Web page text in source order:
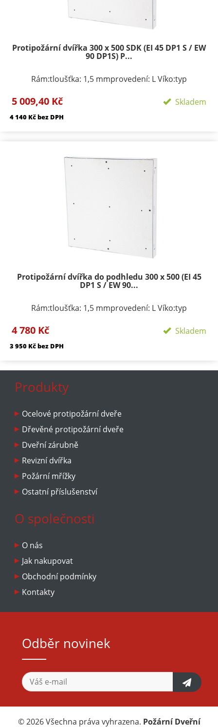
Protipožární dvířka 300 x 500 SDK (EI 45 DP1 S / EW
90 DP1S) P...
Rám:tloušťka: 1,5 mmprovedení: L Víko:typ
podle rozměru 1-3provedení: dvířka s SDK výplní
5 009,40 Kč Skladem
4 140 Kč bez DPH
Protipožární dvířka do podhledu 300 x 500 (EI 45
DP1 S / EW 90...
Rám:tloušťka: 1,5 mmprovedení: L Víko:typ
podle rozměru 1-3provedení: výko s SDK výplní
4 780 Kč Skladem
3 950 Kč bez DPH
Produkty
Ocelové protipožární dveře
Dřevěné protipožární dveře
Dveřní zárubně
Revizní dvířka
Požární mřížky
Ostatní příslušenství
O společnosti
O nás
Jak nakupovat
Obchodní podmínky
Kontakty
Odběr novinek
© 2026 Všechna práva vyhrazena. Požární Dveřní